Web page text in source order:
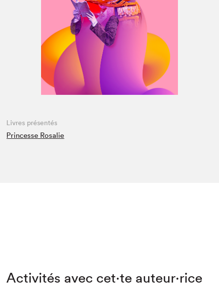
Espace médias
Livres présentés
Princesse Rosalie
Activités avec cet·te auteur·rice